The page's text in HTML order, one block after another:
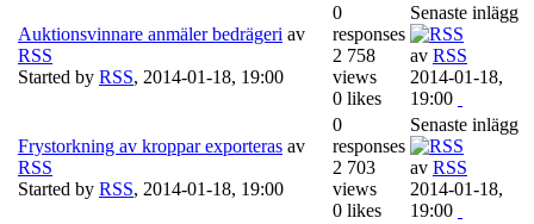
Auktionsvinnare anmäler bedrägeri av
RSS
Started by RSS, 2014-01-18, 19:00
0
responses
2 758
views
0 likes
Senaste inlägg
av RSS
2014-01-18,
19:00
Frystorkning av kroppar exporteras av
RSS
Started by RSS, 2014-01-18, 19:00
0
responses
2 703
views
0 likes
Senaste inlägg
av RSS
2014-01-18,
19:00